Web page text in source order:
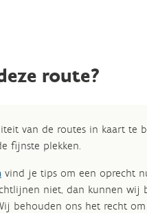
route?
van de routes in kaart te
fijnste plekken.
vind je tips om een oprecht
niet, dan kunnen wij
behouden ons het recht om